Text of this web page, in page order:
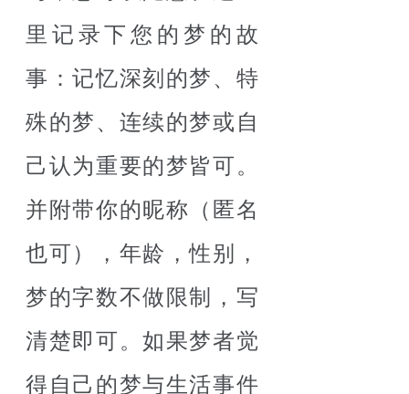
里记录下您的梦的故
事：记忆深刻的梦、特
殊的梦、连续的梦或自
己认为重要的梦皆可。
并附带你的昵称（匿名
也可），年龄，性别，
梦的字数不做限制，写
清楚即可。如果梦者觉
得自己的梦与生活事件